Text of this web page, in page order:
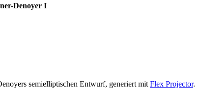
Denoyer I
semielliptischen Entwurf, generiert mit Flex Projector.